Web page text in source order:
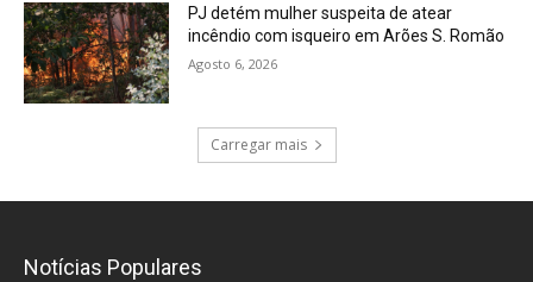
PJ detém mulher suspeita de atear
incêndio com isqueiro em Arões S. Romão
Agosto 6, 2026
Carregar mais
Notícias Populares